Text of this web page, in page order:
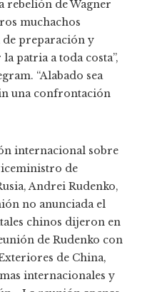
rebelión de Wagner
muchachos
preparación y
patria a toda costa”,
“Alabado sea
una confrontación
internacional sobre
de
Andrei Rudenko,
no anunciada el
chinos dijeron en
de Rudenko con
de China,
internacionales y